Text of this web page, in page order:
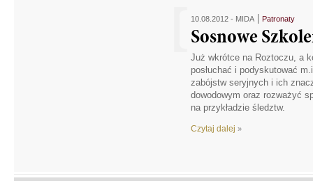
10.08.2012 - MIDA Patronaty
Sosnowe
Już wkrótce na Roztoczu, a
posłuchać i podyskutować
zabójstw seryjnych i ich
dowodowym oraz rozważyć
na przykładzie śledztw.
Czytaj dalej »